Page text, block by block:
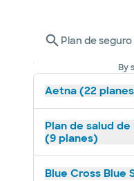
Plan de
By
Aetna (22
Plan de salud
(9 planes)
Blue Cross Blue